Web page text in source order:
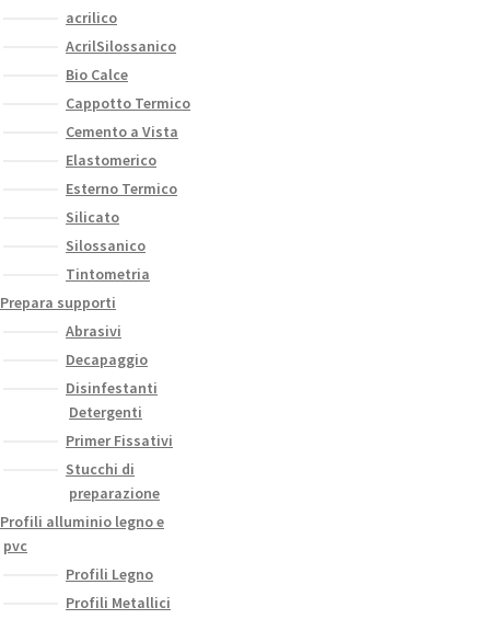
acrilico
AcrilSilossanico
Bio Calce
Cappotto Termico
Cemento a Vista
Elastomerico
Esterno Termico
Silicato
Silossanico
Tintometria
Prepara supporti
Abrasivi
Decapaggio
Disinfestanti
Detergenti
Primer Fissativi
Stucchi di
preparazione
Profili alluminio legno e
pvc
Profili Legno
Profili Metallici